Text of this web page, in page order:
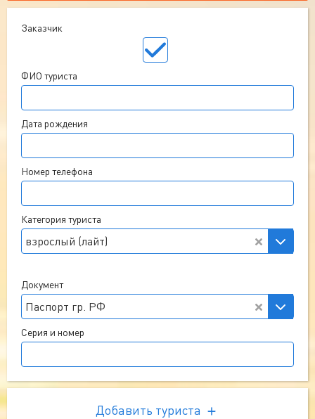
Заказчик
ФИО туриста
Дата рождения
Номер телефона
Категория туриста
взрослый (лайт)
Документ
Паспорт гр. РФ
Серия и номер
Добавить туриста